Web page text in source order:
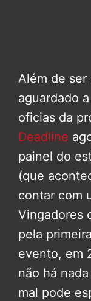
Além de
aguardado
oficias da
Deadline
painel do
(que
contar com
Vingadores
pela
evento, em
não há
mal pode